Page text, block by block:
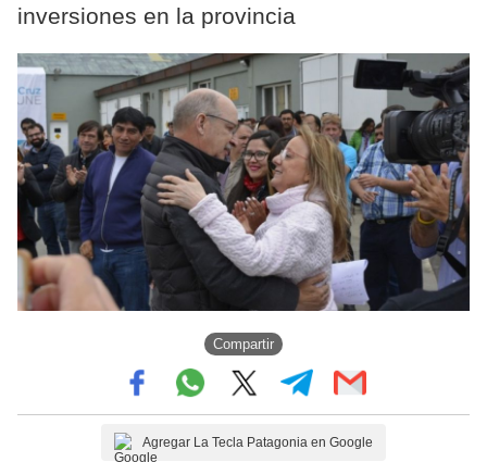
inversiones en la provincia
Compartir
Agregar La Tecla Patagonia en Google